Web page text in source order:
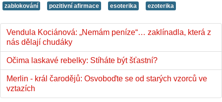
zablokování
pozitivní afirmace esoterika ezoterika
Vendula Kociánová: „Nemám peníze“… zaklínadla, která z
nás dělají chudáky
Očima laskavé rebelky: Stíháte být šťastní?
Merlin - král čarodějů: Osvoboďte se od starých vzorců ve
vztazích